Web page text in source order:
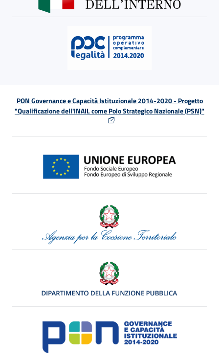
PON Governance e Capacità Istituzionale 2014-2020 - Progetto
"Qualificazione dell'INAIL come Polo Strategico Nazionale (PSN)"